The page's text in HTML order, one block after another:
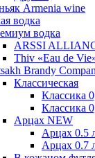
Armenia wine
водка
водка
ARSSI
Thiv «Eau de
Brandy
Классическая
Классика
Классика
Арцах NEW
Арцах 0.5
Арцах 0.7